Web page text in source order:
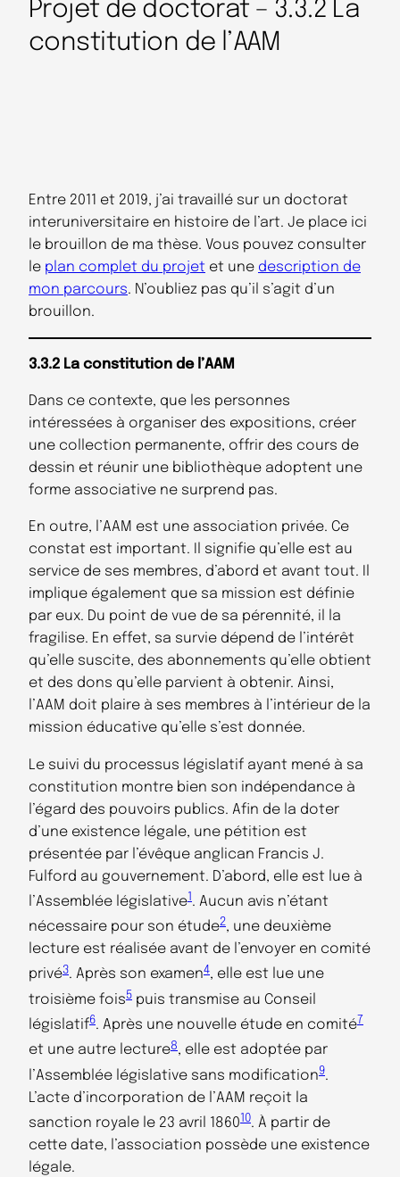
Projet de doctorat – 3.3.2 La
constitution de l’AAM
Entre 2011 et 2019, j’ai travaillé sur un doctorat
interuniversitaire en histoire de l’art. Je place ici
le brouillon de ma thèse. Vous pouvez consulter
le plan complet du projet et une description de
mon parcours. N’oubliez pas qu’il s’agit d’un
brouillon.
3.3.2 La constitution de l’AAM
Dans ce contexte, que les personnes
intéressées à organiser des expositions, créer
une collection permanente, offrir des cours de
dessin et réunir une bibliothèque adoptent une
forme associative ne surprend pas.
En outre, l’AAM est une association privée. Ce
constat est important. Il signifie qu’elle est au
service de ses membres, d’abord et avant tout. Il
implique également que sa mission est définie
par eux. Du point de vue de sa pérennité, il la
fragilise. En effet, sa survie dépend de l’intérêt
qu’elle suscite, des abonnements qu’elle obtient
et des dons qu’elle parvient à obtenir. Ainsi,
l’AAM doit plaire à ses membres à l’intérieur de la
mission éducative qu’elle s’est donnée.
Le suivi du processus législatif ayant mené à sa
constitution montre bien son indépendance à
l’égard des pouvoirs publics. Afin de la doter
d’une existence légale, une pétition est
présentée par l’évêque anglican Francis J.
Fulford au gouvernement. D’abord, elle est lue à
l’Assemblée législative1 . Aucun avis n’étant
nécessaire pour son étude2, une deuxième
lecture est réalisée avant de l’envoyer en comité
privé3. Après son examen4, elle est lue une
troisième fois5 puis transmise au Conseil
législatif6. Après une nouvelle étude en comité7
et une autre lecture8, elle est adoptée par
l’Assemblée législative sans modification9.
L’acte d’incorporation de l’AAM reçoit la
sanction royale le 23 avril 186010. À partir de
cette date, l’association possède une existence
légale.